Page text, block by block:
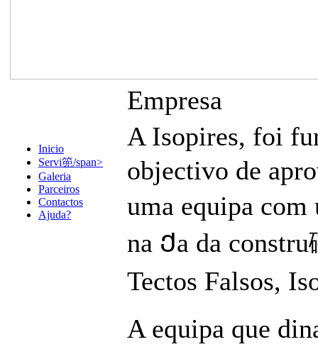
Inicio
Servi篼/span>
Galeria
Parceiros
Contactos
Ajuda?
Empresa
A Isopires, foi
objectivo de
uma equipa
na Ქa da
Tectos Falsos,
A equipa que